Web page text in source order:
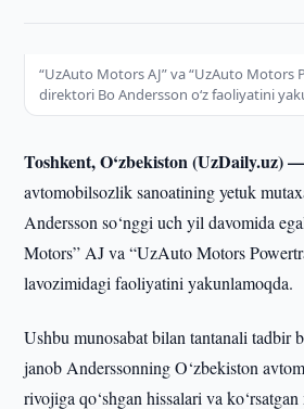
“UzAuto Motors AJ” va “UzAuto Motors
direktori Bo Andersson oʻz faoliyatini
Toshkent, O‘zbekiston (UzDaily.uz)
avtomobilsozlik sanoatining yetuk
Andersson so‘nggi uch yil davomida
Motors” AJ va “UzAuto Motors
lavozimidagi faoliyatini yakunlamoqda.
Ushbu munosabat bilan tantanali tadbir
janob Anderssonning O‘zbekiston
rivojiga qo‘shgan hissalari va